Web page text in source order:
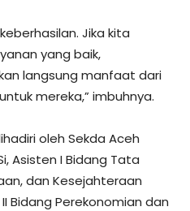
Jika kita
yang baik,
langsung manfaat dari
mereka,” imbuhnya.
oleh Sekda Aceh
Asisten I Bidang Tata
dan Kesejahteraan
Bidang Perekonomian dan